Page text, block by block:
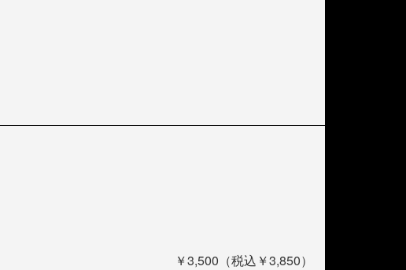
￥3,500（税込￥3,850）